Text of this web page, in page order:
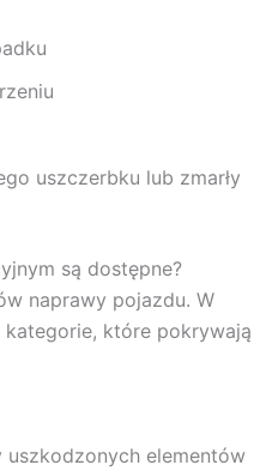
uszczerbku lub zmarły
są dostępne?
naprawy pojazdu. W
które pokrywają
elementów